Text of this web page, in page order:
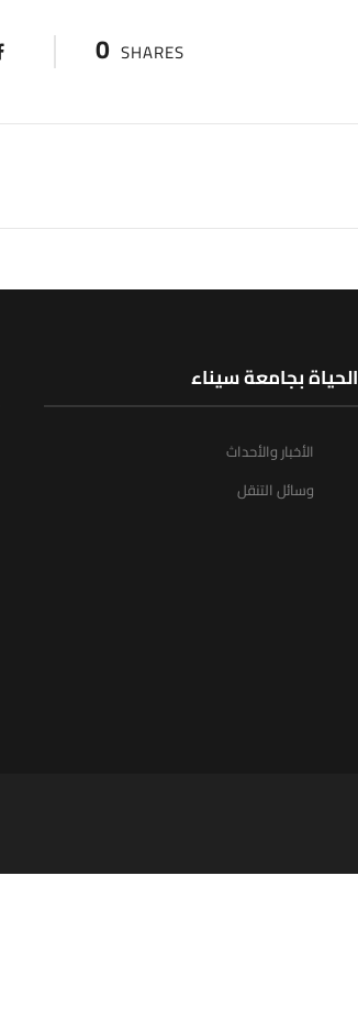
0 SHARES
الحياة بجامعة سيناء
الأخبار والأحداث
وسائل التنقل